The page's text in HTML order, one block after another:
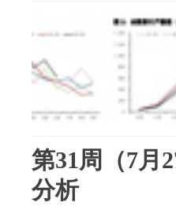
第31周（7月
分析